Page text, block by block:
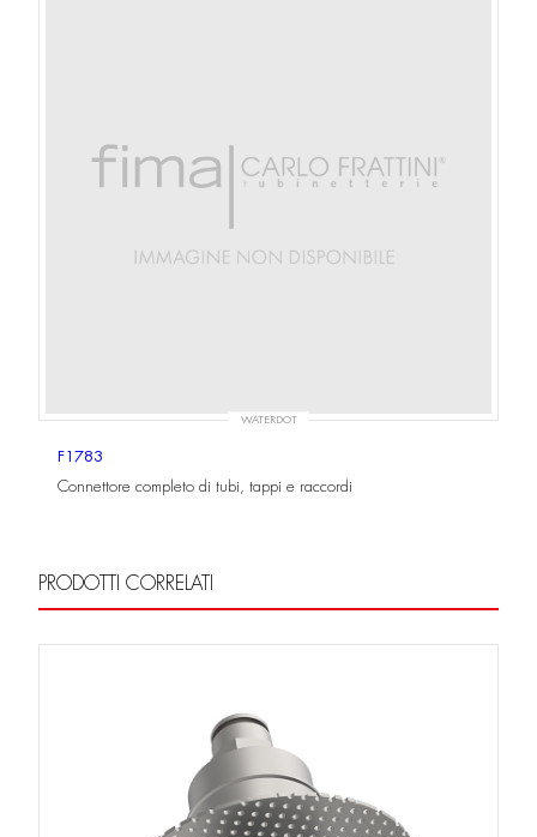
WATERDOT
F1783
Connettore completo di tubi, tappi e raccordi
PRODOTTI CORRELATI